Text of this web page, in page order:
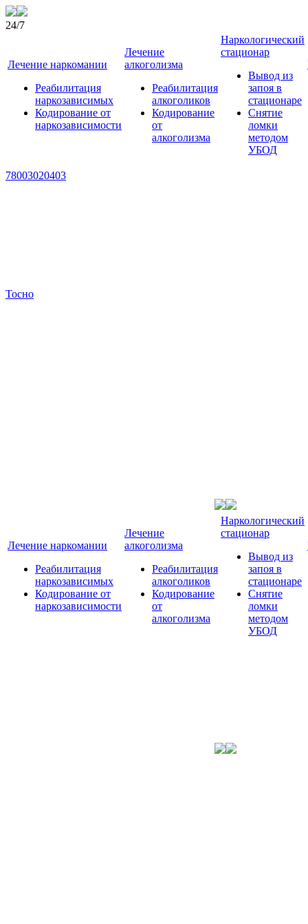
24/7
Лечение наркомании
Реабилитация
наркозависимых
Кодирование от
наркозависимости
Лечение
алкоголизма
Реабилитация
алкоголиков
Кодирование
от
алкоголизма
Наркологический
стационар
Вывод из
запоя в
стационаре
Снятие
ломки
методом
УБОД
78003020403
Тосно
Лечение наркомании
Реабилитация
наркозависимых
Кодирование от
наркозависимости
Лечение
алкоголизма
Реабилитация
алкоголиков
Кодирование
от
алкоголизма
Наркологический
стационар
Вывод из
запоя в
стационаре
Снятие
ломки
методом
УБОД